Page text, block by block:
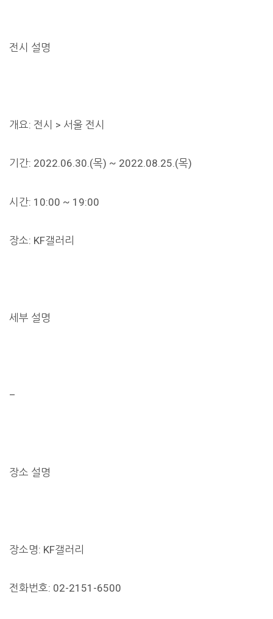
전시 설명
개요: 전시 > 서울 전시
기간: 2022.06.30.(목) ~ 2022.08.25.(목)
시간: 10:00 ~ 19:00
장소: KF갤러리
세부 설명
–
장소 설명
장소명: KF갤러리
전화번호: 02-2151-6500